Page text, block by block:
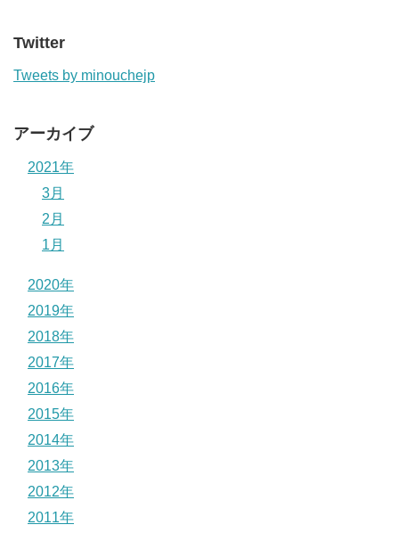
Twitter
Tweets by minouchejp
アーカイブ
2021年
3月
2月
1月
2020年
2019年
2018年
2017年
2016年
2015年
2014年
2013年
2012年
2011年